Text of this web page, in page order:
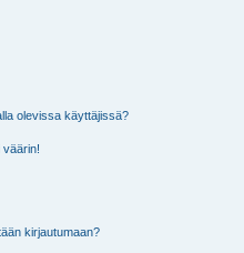
olevissa käyttäjissä?
väärin!
kirjautumaan?